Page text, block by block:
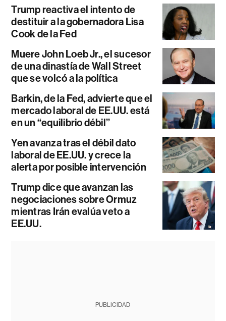
Trump reactiva el intento de
destituir a la gobernadora Lisa
Cook de la Fed
Muere John Loeb Jr., el sucesor
de una dinastía de Wall Street
que se volcó a la política
Barkin, de la Fed, advierte que el
mercado laboral de EE.UU. está
en un “equilibrio débil”
Yen avanza tras el débil dato
laboral de EE.UU. y crece la
alerta por posible intervención
Trump dice que avanzan las
negociaciones sobre Ormuz
mientras Irán evalúa veto a
EE.UU.
PUBLICIDAD